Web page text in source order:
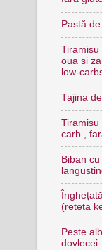
Pastă
Tiramisu
oua si
low-
Tajina
Tiramisu
carb ,
Biban
(reteta
Peste
dovlecei